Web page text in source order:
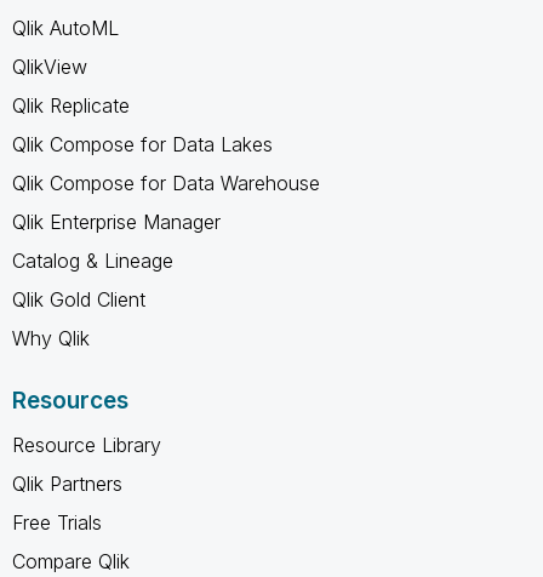
Qlik AutoML
QlikView
Qlik Replicate
Qlik Compose for Data Lakes
Qlik Compose for Data Warehouse
Qlik Enterprise Manager
Catalog & Lineage
Qlik Gold Client
Why Qlik
Resources
Resource Library
Qlik Partners
Free Trials
Compare Qlik